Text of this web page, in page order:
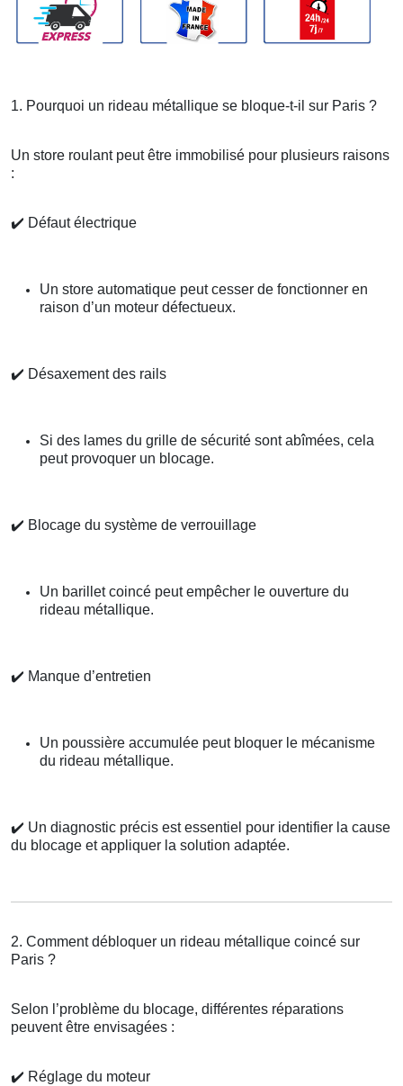
1. Pourquoi un rideau métallique se bloque-t-il sur Paris ?
Un store roulant peut être immobilisé pour plusieurs raisons
:
✔️ Défaut électrique
Un store automatique peut cesser de fonctionner en
raison d’un moteur défectueux.
✔️ Désaxement des rails
Si des lames du grille de sécurité sont abîmées, cela
peut provoquer un blocage.
✔️ Blocage du système de verrouillage
Un barillet coincé peut empêcher le ouverture du
rideau métallique.
✔️ Manque d’entretien
Un poussière accumulée peut bloquer le mécanisme
du rideau métallique.
✔️ Un diagnostic précis est essentiel pour identifier la cause
du blocage et appliquer la solution adaptée.
2. Comment débloquer un rideau métallique coincé sur
Paris ?
Selon l’problème du blocage, différentes réparations
peuvent être envisagées :
✔️ Réglage du moteur